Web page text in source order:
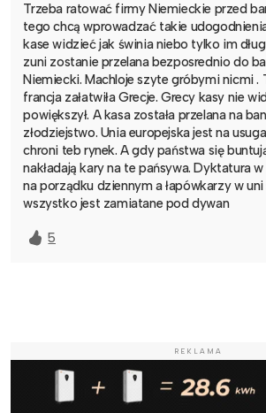
Trzeba ratować firmy Niemieckie przed
tego chcą wprowadzać takie
kase widzieć jak świnia niebo tylko im
zuni zostanie przelana bezposrednio do
Niemiecki. Machloje szyte gróbymi nicmi .
francja załatwiła Grecje. Grecy kasy nie
powiększył. A kasa została przelana na
złodziejstwo. Unia europejska jest na
chroni teb rynek. A gdy państwa się
nakładają kary na te pańsywa. Dyktatura
na porządku dziennym a łapówkarzy w
wszystko jest zamiatane pod dywan
5
REKLAMA